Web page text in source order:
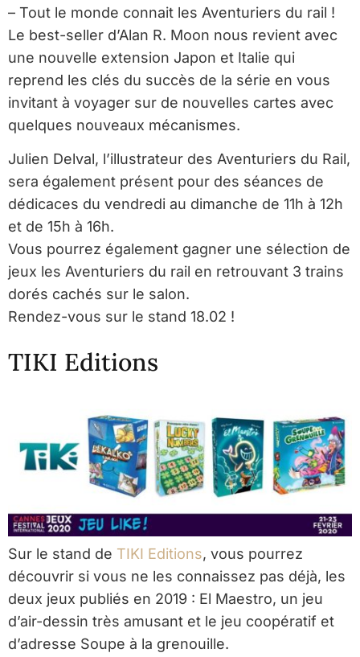
– Tout le monde connait les Aventuriers du rail !
Le best-seller d’Alan R. Moon nous revient avec
une nouvelle extension Japon et Italie qui
reprend les clés du succès de la série en vous
invitant à voyager sur de nouvelles cartes avec
quelques nouveaux mécanismes.
Julien Delval, l’illustrateur des Aventuriers du Rail,
sera également présent pour des séances de
dédicaces du vendredi au dimanche de 11h à 12h
et de 15h à 16h.
Vous pourrez également gagner une sélection de
jeux les Aventuriers du rail en retrouvant 3 trains
dorés cachés sur le salon.
Rendez-vous sur le stand 18.02 !
TIKI Editions
Sur le stand de TIKI Editions, vous pourrez
découvrir si vous ne les connaissez pas déjà, les
deux jeux publiés en 2019 : El Maestro, un jeu
d’air-dessin très amusant et le jeu coopératif et
d’adresse Soupe à la grenouille.